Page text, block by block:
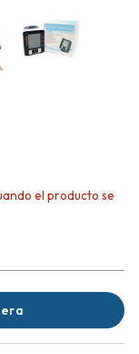
el producto se